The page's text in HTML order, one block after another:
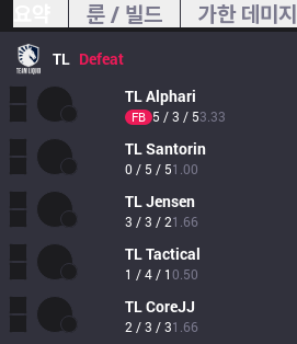
룬 / 빌드 가한 데미지
TL Defeat
TLAlphari
FB 5 / 3 / 53.33
TLSantorin
0 / 5 / 51.00
TLJensen
3 / 3 / 21.66
TLTactical
1 / 4 / 10.50
TLCoreJJ
2 / 3 / 31.66